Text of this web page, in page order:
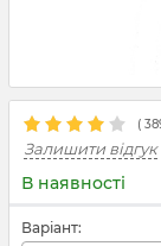
(
Залишити відгук
В наявності
Варіант: